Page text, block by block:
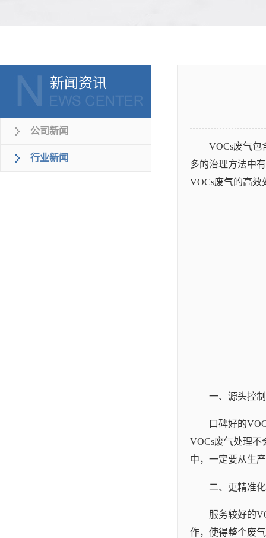
新闻资讯
公司新闻
行业新闻
VOCs废气包
多的治理方法中
VOCs废气的高效
一、源头控
口碑好的
VOCs废气处理不
中，一定要从生
二、更精准
服务较好的
作，使得整个废